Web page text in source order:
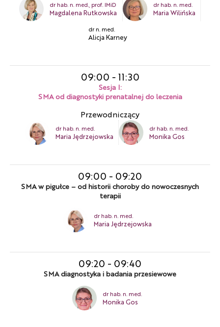
dr hab. n. med., prof. IMiD
Magdalena Rutkowska
dr hab. n. med.
Maria Wilińska
dr n. med.
Alicja Karney
09:00 - 11:30
Sesja I:
SMA od diagnostyki prenatalnej do leczenia
Przewodniczący
dr hab. n. med.
Maria Jędrzejowska
dr hab. n. med.
Monika Gos
09:00 - 09:20
SMA w pigułce – od historii choroby do nowoczesnych
terapii
dr hab. n. med.
Maria Jędrzejowska
09:20 - 09:40
SMA diagnostyka i badania przesiewowe
dr hab. n. med.
Monika Gos